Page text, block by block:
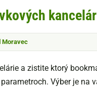
Moravec
a zistite ktorý
Výber je na